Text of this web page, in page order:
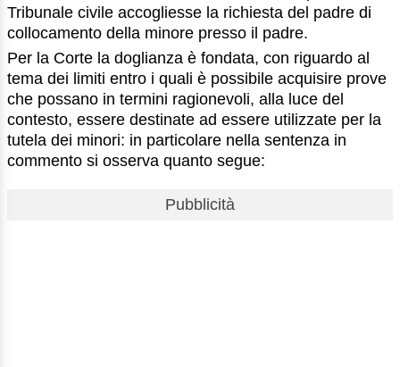
Tribunale civile accogliesse la richiesta del padre di
collocamento della minore presso il padre.
Per la Corte la doglianza è fondata, con riguardo al
tema dei limiti entro i quali è possibile acquisire prove
che possano in termini ragionevoli, alla luce del
contesto, essere destinate ad essere utilizzate per la
tutela dei minori: in particolare nella sentenza in
commento si osserva quanto segue:
Pubblicità